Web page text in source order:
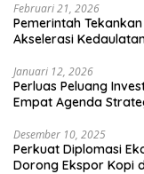
Februari 21, 2026
Pemerintah
Akselerasi
Januari 12, 2026
Perluas Peluang
Empat Agenda
Desember 10, 2025
Perkuat Diplomasi
Dorong Ekspor Kopi